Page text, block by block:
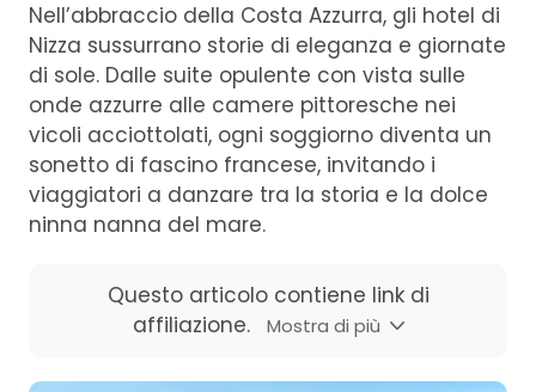
Nell’abbraccio della Costa Azzurra, gli hotel di
Nizza sussurrano storie di eleganza e giornate
di sole. Dalle suite opulente con vista sulle
onde azzurre alle camere pittoresche nei
vicoli acciottolati, ogni soggiorno diventa un
sonetto di fascino francese, invitando i
viaggiatori a danzare tra la storia e la dolce
ninna nanna del mare.
Questo articolo contiene link di
affiliazione.
Mostra di più